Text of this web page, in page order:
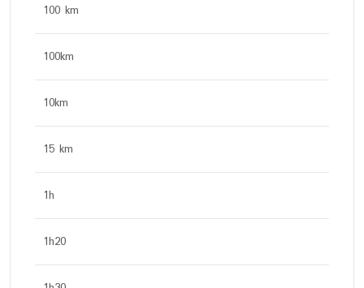
100 km
100km
10km
15 km
1h
1h20